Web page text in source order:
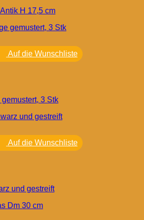
H 17,5 cm
Auf die Wunschliste
3 Stk
Auf die Wunschliste
und gestreift